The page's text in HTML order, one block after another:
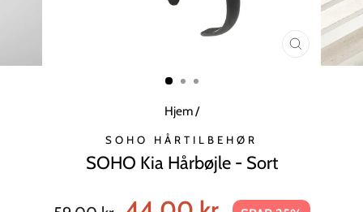
LUK
MODUL
Hjem/
SOHO HÅRTILBEHØR
SOHO Kia Hårbøjle - Sort
Tilbudspris